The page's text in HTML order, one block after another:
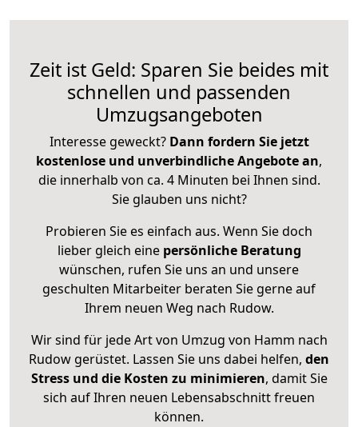
Zeit ist Geld: Sparen Sie beides mit
schnellen und passenden
Umzugsangeboten
Interesse geweckt? Dann fordern Sie jetzt
kostenlose und unverbindliche Angebote an,
die innerhalb von ca. 4 Minuten bei Ihnen sind.
Sie glauben uns nicht?
Probieren Sie es einfach aus. Wenn Sie doch
lieber gleich eine persönliche Beratung
wünschen, rufen Sie uns an und unsere
geschulten Mitarbeiter beraten Sie gerne auf
Ihrem neuen Weg nach Rudow.
Wir sind für jede Art von Umzug von Hamm nach
Rudow gerüstet. Lassen Sie uns dabei helfen, den
Stress und die Kosten zu minimieren, damit Sie
sich auf Ihren neuen Lebensabschnitt freuen
können.